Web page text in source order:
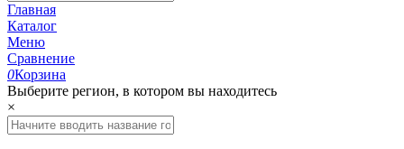
Главная
Каталог
Меню
Сравнение
0Корзина
Выберите регион, в котором вы находитесь
×